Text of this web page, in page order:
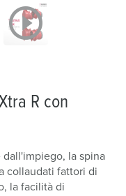
R con
dall'impiego, la spina
collaudati fattori di
la facilità di